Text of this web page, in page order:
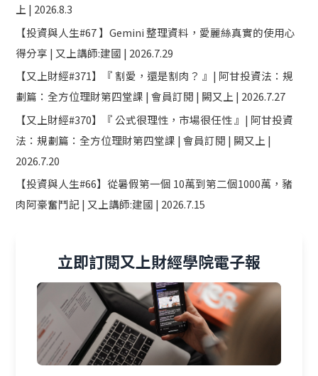
上 | 2026.8.3
【投資與人生#67 】Gemini 整理資料，愛麗絲真實的使用心
得分享 | 又上講師:建國 | 2026.7.29
【又上財經#371】『 割愛，還是割肉？ 』| 阿甘投資法：規
劃篇：全方位理財第四堂課 | 會員訂閱 | 闕又上 | 2026.7.27
【又上財經#370】『 公式很理性，市場很任性 』| 阿甘投資
法：規劃篇：全方位理財第四堂課 | 會員訂閱 | 闕又上 |
2026.7.20
【投資與人生#66】從暑假第一個 10萬到第二個1000萬，豬
肉阿豪奮鬥記 | 又上講師:建國 | 2026.7.15
立即訂閱又上財經學院電子報